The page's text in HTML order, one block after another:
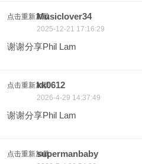
点击重新加载Musiclover34
2025-12-21 17:16:29
谢谢分享Phil Lam
点击重新加载kk0612
2026-4-29 14:37:49
谢谢分享Phil Lam
点击重新加载supermanbaby